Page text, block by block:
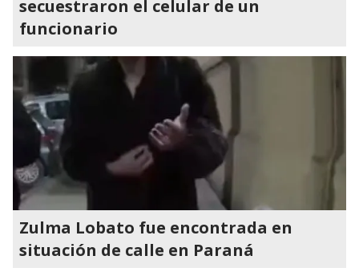
secuestraron el celular de un
funcionario
Zulma Lobato fue encontrada en
situación de calle en Paraná